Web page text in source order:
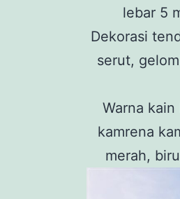
lebar 5
Dekorasi
serut,
Warna
kamrena
merah,